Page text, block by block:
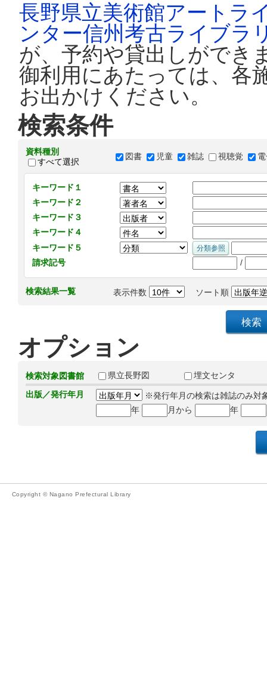
長野県立美術館アートラ
ンター信州考古ライブラ
が、予約や貸出しができ
御利用にあたっては、各
お出かけください。
検索条件
資料種別
すべて選択
図書 児童 雑誌 視聴覚
キーワード１
キーワード２
キーワード３
キーワード４
キーワード５
請求記号
/
検索結果一覧 表示件数 ソート順
オプション
検索対象図書館 県立長野図
埋文センタ
出版／発行年月
※発行年月の検索は雑誌のみ対
年
月から 年
Copyright © Nagano Prefectural Library